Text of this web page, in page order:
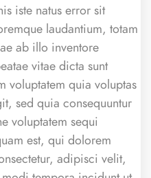
iste natus error sit
laudantium, totam
ab illo inventore
vitae dicta sunt
voluptatem quia voluptas
sed quia consequuntur
voluptatem sequi
est, qui dolorem
adipisci velit,